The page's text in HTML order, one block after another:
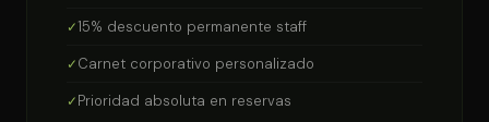
15% descuento permanente staff
Carnet corporativo personalizado
Prioridad absoluta en reservas